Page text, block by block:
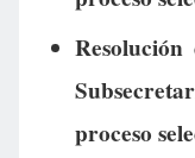
proceso